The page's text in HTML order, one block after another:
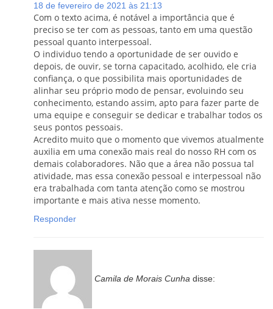
18 de fevereiro de 2021 às 21:13
Com o texto acima, é notável a importância que é
preciso se ter com as pessoas, tanto em uma questão
pessoal quanto interpessoal.
O individuo tendo a oportunidade de ser ouvido e
depois, de ouvir, se torna capacitado, acolhido, ele cria
confiança, o que possibilita mais oportunidades de
alinhar seu próprio modo de pensar, evoluindo seu
conhecimento, estando assim, apto para fazer parte de
uma equipe e conseguir se dedicar e trabalhar todos os
seus pontos pessoais.
Acredito muito que o momento que vivemos atualmente
auxilia em uma conexão mais real do nosso RH com os
demais colaboradores. Não que a área não possua tal
atividade, mas essa conexão pessoal e interpessoal não
era trabalhada com tanta atenção como se mostrou
importante e mais ativa nesse momento.
Responder
Camila de Morais Cunha disse: